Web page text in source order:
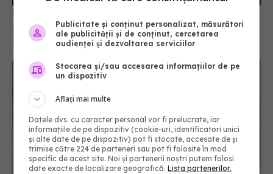
22 mai 2025, 15:15
Publicitate și conținut personalizat, măsurători
ale publicității și de conținut, cercetarea
audienței și dezvoltarea serviciilor
Stocarea și/sau accesarea informațiilor de pe
un dispozitiv
Aflați mai multe
Datele dvs. cu caracter personal vor fi prelucrate, iar
informațiile de pe dispozitiv (cookie-uri, identificatori unici
și alte date de pe dispozitiv) pot fi stocate, accesate de și
trimise către 224 de parteneri sau pot fi folosite în mod
specific de acest site. Noi și partenerii noștri putem folosi
date exacte de localizare geografică.Lista partenerilor.